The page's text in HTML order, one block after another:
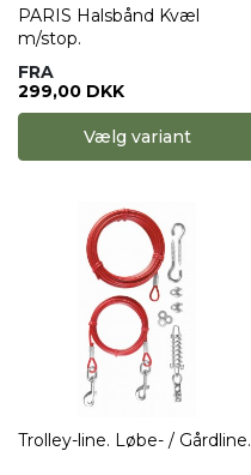
PARIS Halsbånd Kvæl
m/stop.
FRA
299,00 DKK
Vælg variant
Trolley-line. Løbe- / Gårdline.